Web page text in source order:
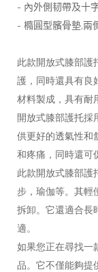
- 內外側韧帶及十
- 橢圓型髕骨墊,兩
此款開放式膝部護
護，同時還具有良
材料製成，具有耐
開放式膝部護托採
供更好的透氣性和
和疼痛，同時還可
此款開放式膝部護
步，瑜伽等。其輕
拆卸。它還適合長
適。
如果您正在尋找一
品。它不僅能夠提